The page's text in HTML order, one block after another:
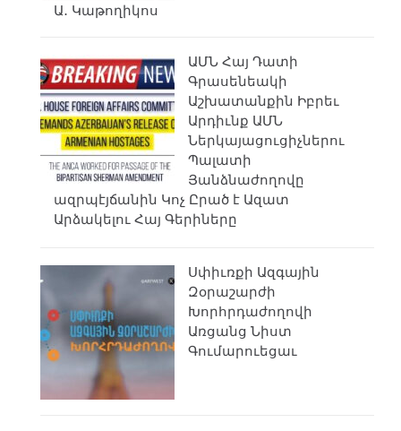
Ա․ Կաթողիկոս
ԱՄՆ Հայ Դատի
Գրասենեակի
Աշխատանքին Իբրեւ
Արդիւնք ԱՄՆ
Ներկայացուցիչներու
Պալատի
Յանձնաժողովը
ազրպէյճանին Կոչ Ըրած է Ազատ
Արձակելու Հայ Գերիները
Սփիւռքի Ազգային
Զօրաշարժի
Խորհրդաժողովի
Առցանց Նիստ
Գումարուեցաւ